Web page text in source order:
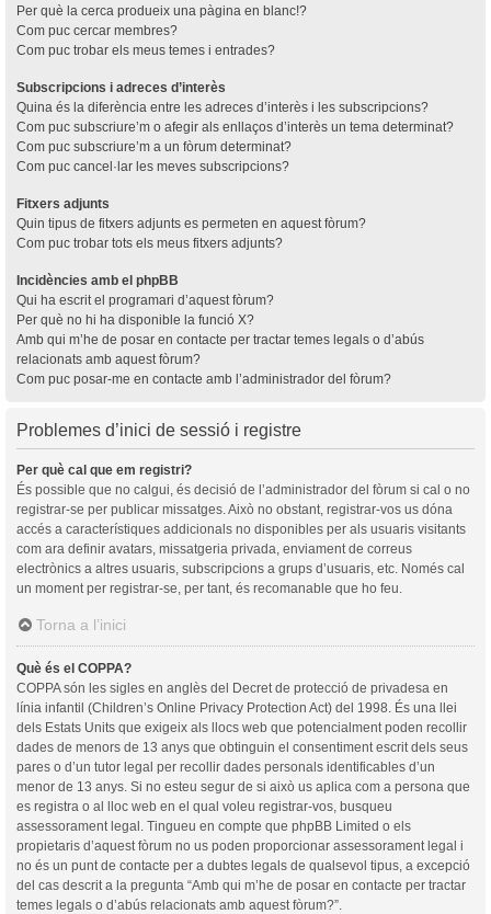
Per què la cerca produeix una pàgina en blanc!?
Com puc cercar membres?
Com puc trobar els meus temes i entrades?
Subscripcions i adreces d’interès
Quina és la diferència entre les adreces d’interès i les subscripcions?
Com puc subscriure’m o afegir als enllaços d’interès un tema determinat?
Com puc subscriure’m a un fòrum determinat?
Com puc cancel·lar les meves subscripcions?
Fitxers adjunts
Quin tipus de fitxers adjunts es permeten en aquest fòrum?
Com puc trobar tots els meus fitxers adjunts?
Incidències amb el phpBB
Qui ha escrit el programari d’aquest fòrum?
Per què no hi ha disponible la funció X?
Amb qui m’he de posar en contacte per tractar temes legals o d’abús
relacionats amb aquest fòrum?
Com puc posar-me en contacte amb l’administrador del fòrum?
Problemes d’inici de sessió i registre
Per què cal que em registri?
És possible que no calgui, és decisió de l’administrador del fòrum si cal o no
registrar-se per publicar missatges. Això no obstant, registrar-vos us dóna
accés a característiques addicionals no disponibles per als usuaris visitants
com ara definir avatars, missatgeria privada, enviament de correus
electrònics a altres usuaris, subscripcions a grups d’usuaris, etc. Només cal
un moment per registrar-se, per tant, és recomanable que ho feu.
Torna a l’inici
Què és el COPPA?
COPPA són les sigles en anglès del Decret de protecció de privadesa en
línia infantil (Children’s Online Privacy Protection Act) del 1998. És una llei
dels Estats Units que exigeix als llocs web que potencialment poden recollir
dades de menors de 13 anys que obtinguin el consentiment escrit dels seus
pares o d’un tutor legal per recollir dades personals identificables d’un
menor de 13 anys. Si no esteu segur de si això us aplica com a persona que
es registra o al lloc web en el qual voleu registrar-vos, busqueu
assessorament legal. Tingueu en compte que phpBB Limited o els
propietaris d’aquest fòrum no us poden proporcionar assessorament legal i
no és un punt de contacte per a dubtes legals de qualsevol tipus, a excepció
del cas descrit a la pregunta “Amb qui m’he de posar en contacte per tractar
temes legals o d’abús relacionats amb aquest fòrum?”.